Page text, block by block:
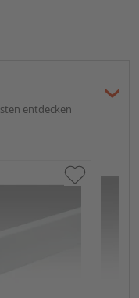
entdecken